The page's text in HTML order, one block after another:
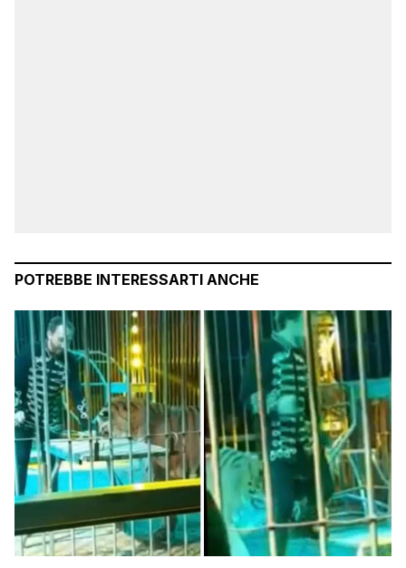
POTREBBE INTERESSARTI ANCHE